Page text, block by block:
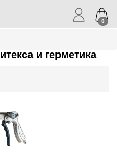
0
и герметика